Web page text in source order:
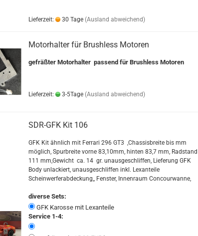
Lieferzeit: 30 Tage (Ausland abweichend)
Motorhalter für Brushless Motoren
gefräßter Motorhalter passend für Brushless Motoren
Lieferzeit: 3-5Tage (Ausland abweichend)
SDR-GFK Kit 106
GFK Kit ähnlich mit Ferrari 296 GT3 ,Chassisbreite bis mm
möglich, Spurbreite vorne 83,10mm, hinten 83,7 mm, Radstand
111 mm,Gewicht ca. 14 gr. unausgeschliffen, Lieferung GFK
Body unlackiert, unausgeschliffen inkl. Lexanteile
Scheinwerferabdeckung,, Fenster, Innenraum Concourwanne,
diverse Sets:
GFK Karosse mit Lexanteile
Service 1-4: